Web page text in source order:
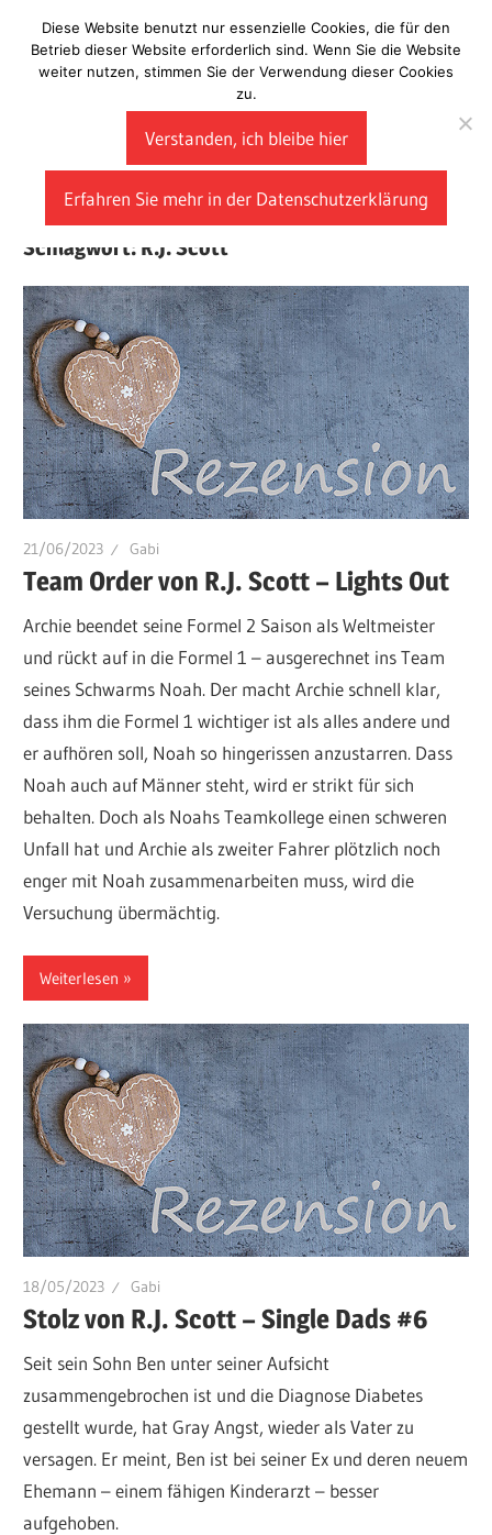
Inhalt
springen
Laberladen
Schlagwort: R.J. Scott
21/06/2023 Gabi
Team Order von R.J. Scott – Lights Out
Archie beendet seine Formel 2 Saison als Weltmeister
und rückt auf in die Formel 1 – ausgerechnet ins Team
seines Schwarms Noah. Der macht Archie schnell klar,
dass ihm die Formel 1 wichtiger ist als alles andere und
er aufhören soll, Noah so hingerissen anzustarren. Dass
Noah auch auf Männer steht, wird er strikt für sich
behalten. Doch als Noahs Teamkollege einen schweren
Unfall hat und Archie als zweiter Fahrer plötzlich noch
enger mit Noah zusammenarbeiten muss, wird die
Versuchung übermächtig.
Weiterlesen
18/05/2023 Gabi
Stolz von R.J. Scott – Single Dads #6
Seit sein Sohn Ben unter seiner Aufsicht
zusammengebrochen ist und die Diagnose Diabetes
gestellt wurde, hat Gray Angst, wieder als Vater zu
versagen. Er meint, Ben ist bei seiner Ex und deren neuem
Ehemann – einem fähigen Kinderarzt – besser
aufgehoben.
Diese Website benutzt nur essenzielle Cookies, die für den
Betrieb dieser Website erforderlich sind. Wenn Sie die Website
weiter nutzen, stimmen Sie der Verwendung dieser Cookies
zu.
Verstanden, ich bleibe hier
Erfahren Sie mehr in der Datenschutzerklärung